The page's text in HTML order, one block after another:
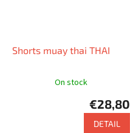
Shorts muay thai THAI
On stock
€28,80
DETAIL